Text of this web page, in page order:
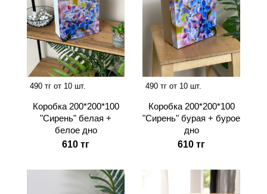
490 тг от 10 шт.
Коробка 200*200*100
"Сирень" белая +
белое дно
610 тг
490 тг от 10 шт.
Коробка 200*200*100
"Сирень" бурая + бурое
дно
610 тг